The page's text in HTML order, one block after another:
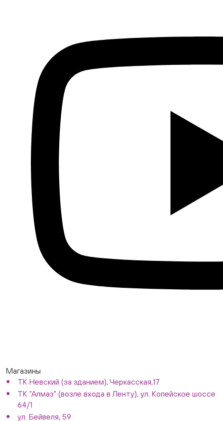
Магазины
ТК Невский (за зданием), Черкасская,17
ТК "Алмаз" (возле входа в Ленту), ул. Копейское шоссе
64/1
ул. Бейвеля, 59